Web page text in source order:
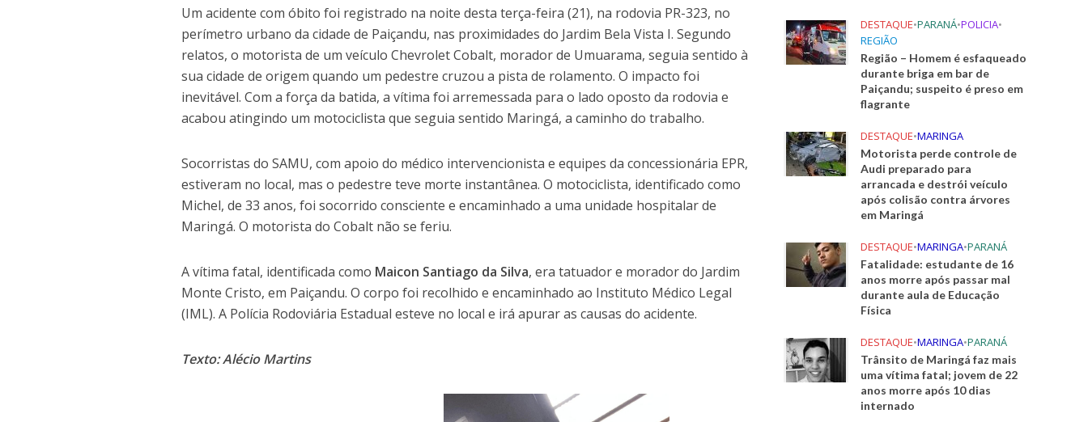
Um acidente com óbito foi registrado na noite desta terça-feira (21), na rodovia PR-323, no
perímetro urbano da cidade de Paiçandu, nas proximidades do Jardim Bela Vista I. Segundo
relatos, o motorista de um veículo Chevrolet Cobalt, morador de Umuarama, seguia sentido à
sua cidade de origem quando um pedestre cruzou a pista de rolamento. O impacto foi
inevitável. Com a força da batida, a vítima foi arremessada para o lado oposto da rodovia e
acabou atingindo um motociclista que seguia sentido Maringá, a caminho do trabalho.
Socorristas do SAMU, com apoio do médico intervencionista e equipes da concessionária EPR,
estiveram no local, mas o pedestre teve morte instantânea. O motociclista, identificado como
Michel, de 33 anos, foi socorrido consciente e encaminhado a uma unidade hospitalar de
Maringá. O motorista do Cobalt não se feriu.
A vítima fatal, identificada como Maicon Santiago da Silva, era tatuador e morador do Jardim
Monte Cristo, em Paiçandu. O corpo foi recolhido e encaminhado ao Instituto Médico Legal
(IML). A Polícia Rodoviária Estadual esteve no local e irá apurar as causas do acidente.
Texto: Alécio Martins
DESTAQUE•PARANÁ•POLICIA•
REGIÃO
Região – Homem é esfaqueado
durante briga em bar de
Paiçandu; suspeito é preso em
flagrante
DESTAQUE•MARINGA
Motorista perde controle de
Audi preparado para
arrancada e destrói veículo
após colisão contra árvores
em Maringá
DESTAQUE•MARINGA•PARANÁ
Fatalidade: estudante de 16
anos morre após passar mal
durante aula de Educação
Física
DESTAQUE•MARINGA•PARANÁ
Trânsito de Maringá faz mais
uma vítima fatal; jovem de 22
anos morre após 10 dias
internado